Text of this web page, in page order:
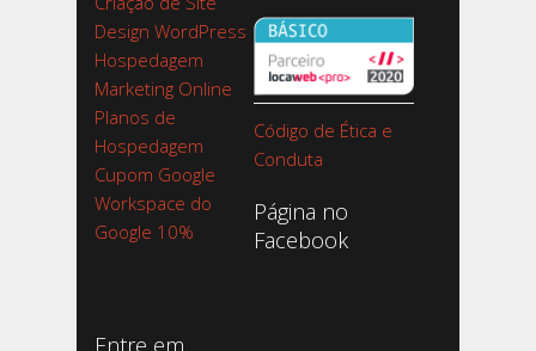
Design WordPress
Hospedagem
Marketing Online
Planos de
Hospedagem
Cupom Google
Workspace do
Google 10%
Código de Ética e
Conduta
Página no
Facebook
Entre em